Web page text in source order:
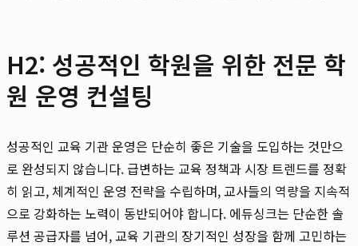
H2: 성공적인 학원을 위한 전문 학
원 운영 컨설팅
성공적인 교육 기관 운영은 단순히 좋은 기술을 도입하는 것만으
로 완성되지 않습니다. 급변하는 교육 정책과 시장 트렌드를 정확
히 읽고, 체계적인 운영 전략을 수립하며, 교사들의 역량을 지속적
으로 강화하는 노력이 동반되어야 합니다. 에듀싱크는 단순한 솔
루션 공급자를 넘어, 교육 기관의 장기적인 성장을 함께 고민하는